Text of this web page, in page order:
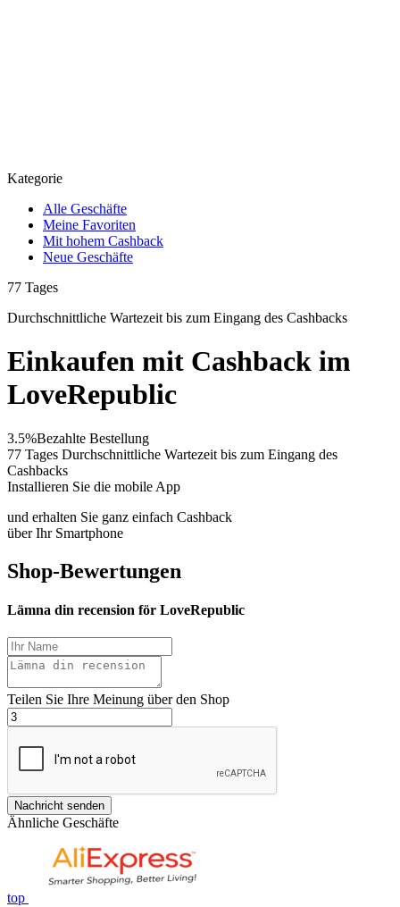
Kategorie
Alle Geschäfte
Meine Favoriten
Mit hohem Cashback
Neue Geschäfte
77 Tages
Durchschnittliche Wartezeit bis zum Eingang des Cashbacks
Einkaufen mit Cashback im
LoveRepublic
3.5%Bezahlte Bestellung
77 Tages Durchschnittliche Wartezeit bis zum Eingang des
Cashbacks
Installieren Sie die mobile App
und erhalten Sie ganz einfach Cashback
über Ihr Smartphone
Shop-Bewertungen
Lämna din recension för LoveRepublic
Teilen Sie Ihre Meinung über den Shop
Nachricht senden
Ähnliche Geschäfte
top